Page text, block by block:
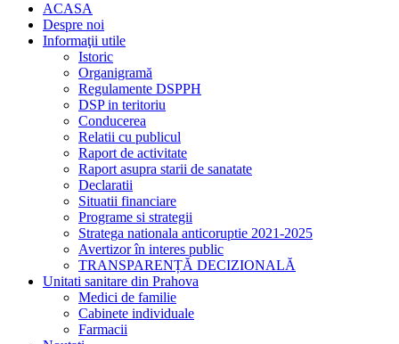
ACASA
Despre noi
Informaţii utile
Istoric
Organigramă
Regulamente DSPPH
DSP in teritoriu
Conducerea
Relatii cu publicul
Raport de activitate
Raport asupra starii de sanatate
Declaratii
Situatii financiare
Programe si strategii
Stratega nationala anticoruptie 2021-2025
Avertizor în interes public
TRANSPARENȚĂ DECIZIONALĂ
Unitati sanitare din Prahova
Medici de familie
Cabinete individuale
Farmacii